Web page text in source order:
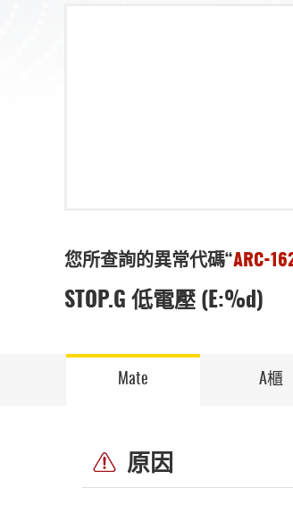
您所查詢的異常代碼“ARC-
STOP.G 低電壓 (E:%d)
Mate A櫃
原因